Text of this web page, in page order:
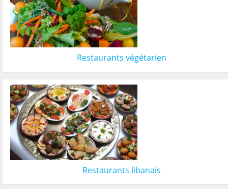
Restaurants végétarien
Restaurants libanais